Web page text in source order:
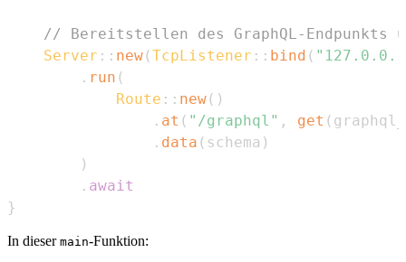
// Bereitstellen des GraphQL-Endpunkts
Server :: new(TcpListener :: bind (
. run (
Route :: new( )
. at ( "/graphql" , get (
. data ( schema )
)
. await
}
In dieser main-Funktion: